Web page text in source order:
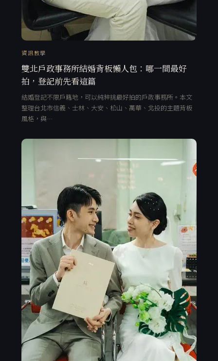
資訊教學
雙北戶政事務所結婚背板懶人包：哪一間最好
拍，登記前先看這篇
結婚登記不限戶籍地，可以純粹挑最好拍的戶政事務所。本文
整理台北市信義、士林、大安、松山、萬華、北投的主題背板
風格，與…